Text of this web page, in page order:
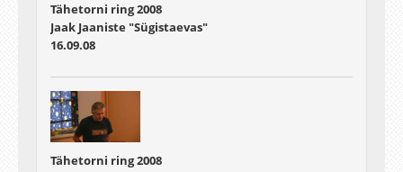
Tähetorni ring 2008
Jaak Jaaniste "Sügistaevas"
16.09.08
Tähetorni ring 2008